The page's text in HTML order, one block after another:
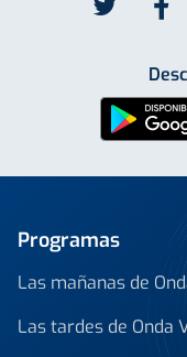
Programas
Las mañanas de
Las tardes de Onda